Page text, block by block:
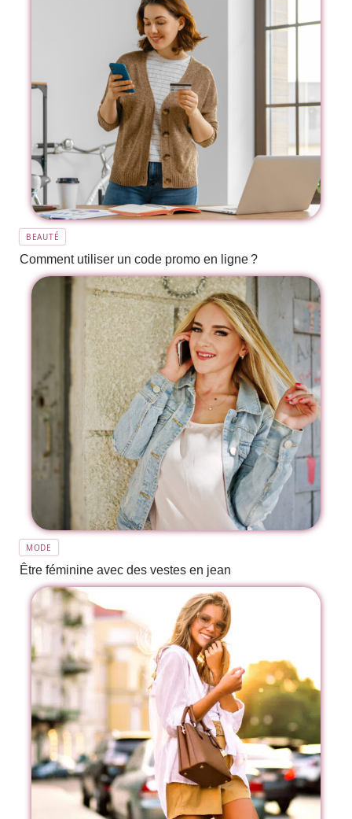
BEAUTÉ
Comment utiliser un code promo en ligne ?
MODE
Être féminine avec des vestes en jean